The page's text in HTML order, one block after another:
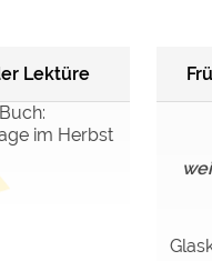
Lektüre
im Herbst